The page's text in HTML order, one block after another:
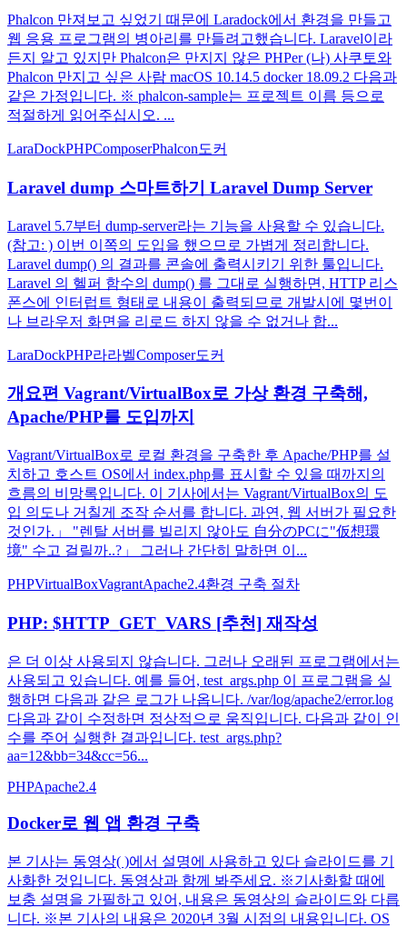
Phalcon 만져보고 싶었기 때문에 Laradock에서 환경을 만들고
웹 응용 프로그램의 병아리를 만들려고했습니다. Laravel이라
든지 알고 있지만 Phalcon은 만지지 않은 PHPer (나) 사쿠토와
Phalcon 만지고 싶은 사람 macOS 10.14.5 docker 18.09.2 다음과
같은 가정입니다. ※ phalcon-sample는 프로젝트 이름 등으로
적절하게 읽어주십시오. ...
LaraDockPHPComposerPhalcon도커
Laravel dump 스마트하기 Laravel Dump Server
Laravel 5.7부터 dump-server라는 기능을 사용할 수 있습니다.
(참고: ) 이번 이쪽의 도입을 했으므로 가볍게 정리합니다.
Laravel dump() 의 결과를 콘솔에 출력시키기 위한 툴입니다.
Laravel 의 헬퍼 함수의 dump() 를 그대로 실행하면, HTTP 리스
폰스에 인터럽트 형태로 내용이 출력되므로 개발시에 몇번이
나 브라우저 화면을 리로드 하지 않을 수 없거나 합...
LaraDockPHP라라벨Composer도커
개요편 Vagrant/VirtualBox로 가상 환경 구축해,
Apache/PHP를 도입까지
Vagrant/VirtualBox로 로컬 환경을 구축한 후 Apache/PHP를 설
치하고 호스트 OS에서 index.php를 표시할 수 있을 때까지의
흐름의 비망록입니다. 이 기사에서는 Vagrant/VirtualBox의 도
입 의도나 거칠게 조작 순서를 합니다. 과연, 웹 서버가 필요한
것인가.」 "렌탈 서버를 빌리지 않아도 自分のPCに"仮想環
境" 수고 걸릴까..?」 그러나 간단히 말하면 이...
PHPVirtualBoxVagrantApache2.4환경 구축 절차
PHP: $HTTP_GET_VARS [추천] 재작성
은 더 이상 사용되지 않습니다. 그러나 오래된 프로그램에서는
사용되고 있습니다. 예를 들어, test_args.php 이 프로그램을 실
행하면 다음과 같은 로그가 나옵니다. /var/log/apache2/error.log
다음과 같이 수정하면 정상적으로 움직입니다. 다음과 같이 인
수를 주어 실행한 결과입니다. test_args.php?
aa=12&bb=34&cc=56...
PHPApache2.4
Docker로 웹 앱 환경 구축
본 기사는 동영상( )에서 설명에 사용하고 있다 슬라이드를 기
사화한 것입니다. 동영상과 함께 봐주세요. ※기사화할 때에
보충 설명을 가필하고 있어, 내용은 동영상의 슬라이드와 다릅
니다. ※본 기사의 내용은 2020년 3월 시점의 내용입니다. OS